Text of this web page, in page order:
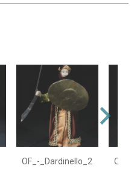
OF_-_Dardinello_2 OF_-